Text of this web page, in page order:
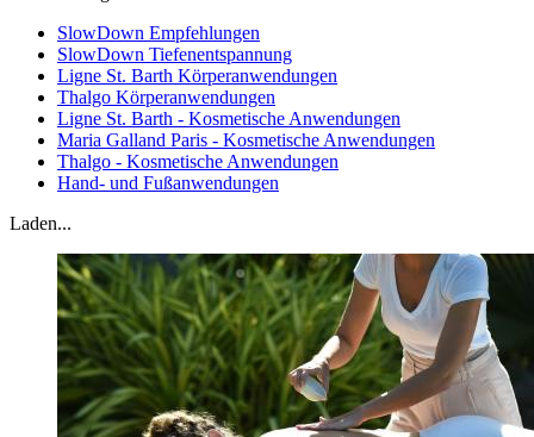
SlowDown Empfehlungen
SlowDown Tiefenentspannung
Ligne St. Barth Körperanwendungen
Thalgo Körperanwendungen
Ligne St. Barth - Kosmetische Anwendungen
Maria Galland Paris - Kosmetische Anwendungen
Thalgo - Kosmetische Anwendungen
Hand- und Fußanwendungen
Laden...